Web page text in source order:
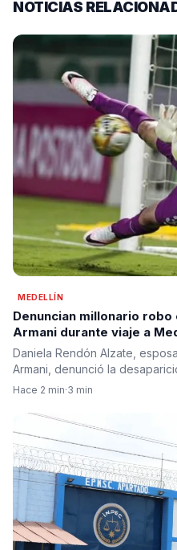
NOTICIAS
MEDELLÍN
Denuncian millonario
Armani durante viaje a
Daniela Rendón Alzate,
Armani, denunció la
Hace 2 min·3 min